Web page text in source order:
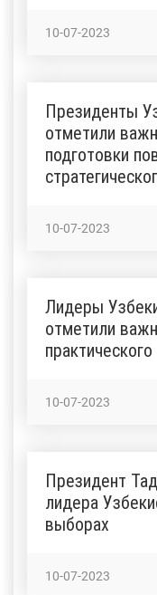
10-07-2023
Президенты
отметили
подготовки
10-07-2023
Лидеры
отметили
10-07-2023
Президент
лидера
выборах
10-07-2023